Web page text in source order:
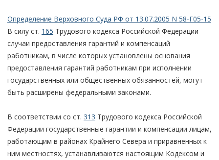
Определение Верховного Суда РФ от 13.07.2005 N 58-Г05-15
В силу ст. 165 Трудового кодекса Российской Федерации
случаи предоставления гарантий и компенсаций
работникам, в числе которых установлены основания
предоставления гарантий работникам при исполнении
государственных или общественных обязанностей, могут
быть расширены федеральными законами.
В соответствии со ст. 313 Трудового кодекса Российской
Федерации государственные гарантии и компенсации лицам,
работающим в районах Крайнего Севера и приравненных к
ним местностях, устанавливаются настоящим Кодексом и